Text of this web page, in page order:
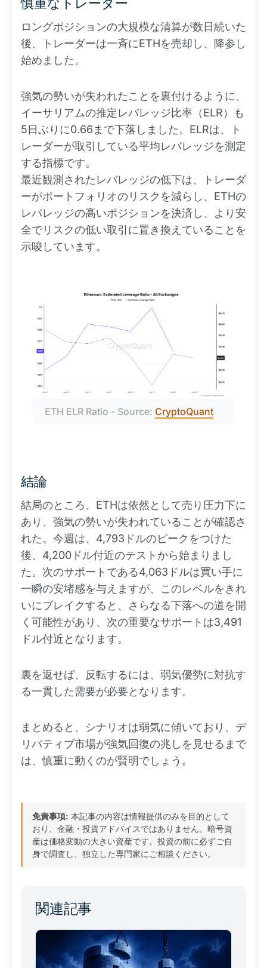
慎重なトレーダー
ロングポジションの大規模な清算が数日続いた
後、トレーダーは一斉にETHを売却し、降参し
始めました。
強気の勢いが失われたことを裏付けるように、
イーサリアムの推定レバレッジ比率（ELR）も
5日ぶりに0.66まで下落しました。ELRは、ト
レーダーが取引している平均レバレッジを測定
する指標です。
最近観測されたレバレッジの低下は、トレーダ
ーがポートフォリオのリスクを減らし、ETHの
レバレッジの高いポジションを決済し、より安
全でリスクの低い取引に置き換えていることを
示唆しています。
ETH ELR Ratio - Source: CryptoQuant
結論
結局のところ、ETHは依然として売り圧力下に
あり、強気の勢いが失われていることが確認さ
れた。今週は、4,793ドルのピークをつけた
後、4,200ドル付近のテストから始まりまし
た。次のサポートである4,063ドルは買い手に
一瞬の安堵感を与えますが、このレベルをきれ
いにブレイクすると、さらなる下落への道を開
く可能性があり、次の重要なサポートは3,491
ドル付近となります。
裏を返せば、反転するには、弱気優勢に対抗す
る一貫した需要が必要となります。
まとめると、シナリオは弱気に傾いており、デ
リバティブ市場が強気回復の兆しを見せるまで
は、慎重に動くのが賢明でしょう。
免責事項: 本記事の内容は情報提供のみを目的として
おり、金融・投資アドバイスではありません。暗号資
産は価格変動の大きい資産です。投資の前に必ずご自
身で調査し、独立した専門家にご相談ください。
関連記事